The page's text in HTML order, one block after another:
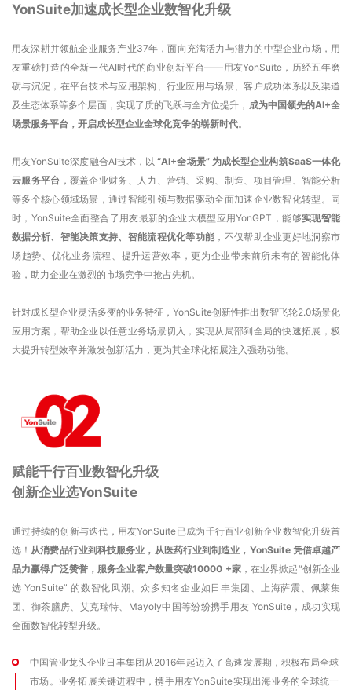
YonSuite加速成长型企业数智化升级
用友深耕并领航企业服务产业37年，面向充满活力与潜力的中型企业市场，用
友重磅打造的全新一代AI时代的商业创新平台——用友YonSuite，历经五年磨
砺与沉淀，在平台技术与应用架构、行业应用与场景、客户成功体系以及渠道
及生态体系等多个层面，实现了质的飞跃与全方位提升， 成为中国领先的AI+全
场景服务平台，开启成长型企业全球化竞争的崭新时代。
用友YonSuite深度融合AI技术，以 “AI+全场景” 为成长型企业构筑SaaS一体化
云服务平台 ，覆盖企业财务、人力、营销、采购、制造、项目管理、智能分析
等多个核心领域场景，通过智能引领与数据驱动全面加速企业数智化转型。同
时，YonSuite全面整合了用友最新的企业大模型应用YonGPT，能够实现智能
数据分析、智能决策支持、智能流程优化等功能 ，不仅帮助企业更好地洞察市
场趋势、优化业务流程、提升运营效率，更为企业带来前所未有的智能化体
验，助力企业在激烈的市场竞争中抢占先机。
针对成长型企业灵活多变的业务特征，YonSuite创新性推出数智飞轮2.0场景化
应用方案，帮助企业以任意业务场景切入，实现从局部到全局的快速拓展，极
大提升转型效率并激发创新活力，更为其全球化拓展注入强劲动能。
赋能千行百业数智化升级
创新企业选YonSuite
通过持续的创新与迭代，用友YonSuite已成为千行百业创新企业数智化升级首
选！ 从消费品行业到科技服务业 ，从医药行业到制造业，YonSuite 凭借卓越产
品力赢得广泛赞誉，服务企业客户数量突破10000 +家，在业界掀起“创新企业
选 YonSuite” 的数智化风潮。众多知名企业如日丰集团、上海萨震、佩莱集
团、御茶膳房、艾克瑞特、Mayoly中国等纷纷携手用友 YonSuite，成功实现
全面数智化转型升级。
中国管业龙头企业日丰集团从2016年起迈入了高速发展期，积极布局全球
市场。业务拓展关键进程中，携手用友YonSuite实现出海业务的全球统一